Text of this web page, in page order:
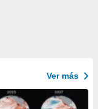
Ver más